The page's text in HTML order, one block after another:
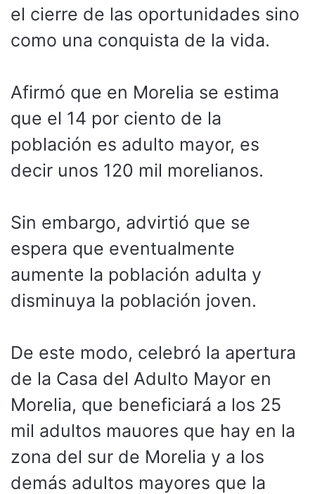
el cierre de las oportunidades sino
como una conquista de la vida.
Afirmó que en Morelia se estima
que el 14 por ciento de la
población es adulto mayor, es
decir unos 120 mil morelianos.
Sin embargo, advirtió que se
espera que eventualmente
aumente la población adulta y
disminuya la población joven.
De este modo, celebró la apertura
de la Casa del Adulto Mayor en
Morelia, que beneficiará a los 25
mil adultos mauores que hay en la
zona del sur de Morelia y a los
demás adultos mayores que la